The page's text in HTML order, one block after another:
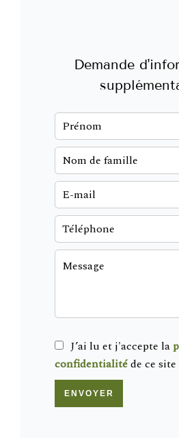
Demande
J’ai lu et j'accepte la
confidentialitéde ce site
ENVOYER